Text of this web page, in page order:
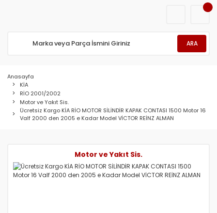
ARA
Anasayfa
KİA
RİO 2001/2002
Motor ve Yakıt Sis.
Ücretsiz Kargo KİA RİO MOTOR SİLİNDİR KAPAK CONTASI 1500 Motor 16
Valf 2000 den 2005 e Kadar Model VİCTOR REİNZ ALMAN
Motor ve Yakıt Sis.